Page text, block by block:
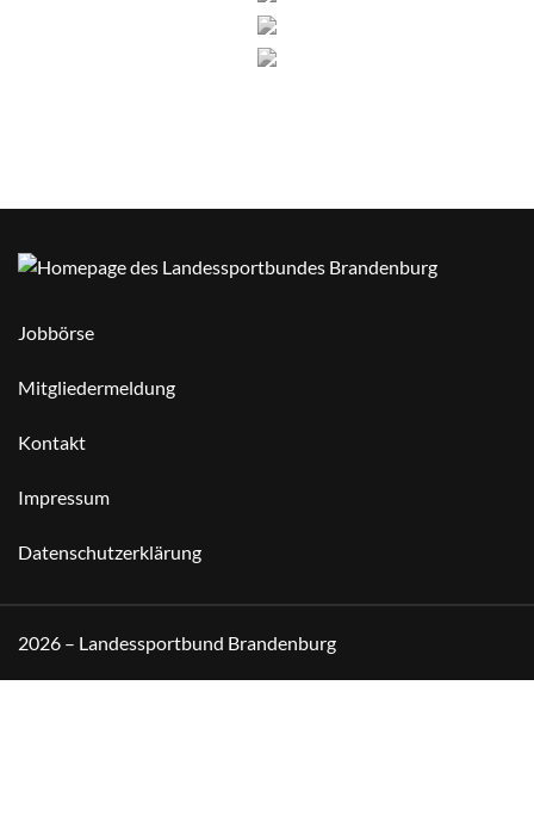
Jobbörse
Mitgliedermeldung
Kontakt
Impressum
Datenschutzerklärung
2026 – Landessportbund Brandenburg